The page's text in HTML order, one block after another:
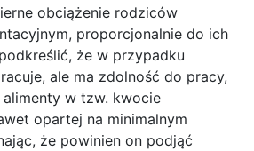
obciążenie rodziców
proporcjonalnie do ich
że w przypadku
ale ma zdolność do pracy,
w tzw. kwocie
opartej na minimalnym
że powinien on podjąć